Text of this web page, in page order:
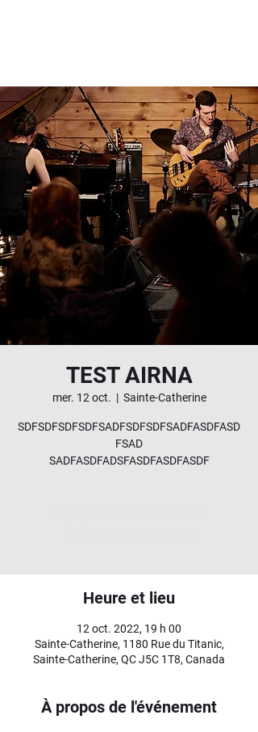
TEST AIRNA
mer. 12 oct.
  |
Sainte-Catherine
SDFSDFSDFSDFSADFSDFSDFSADFASDFASD
FSAD
SADFASDFADSFASDFASDFASDF
Heure et lieu
12 oct. 2022, 19 h 00
Sainte-Catherine, 1180 Rue du Titanic,
Sainte-Catherine, QC J5C 1T8, Canada
À propos de l'événement